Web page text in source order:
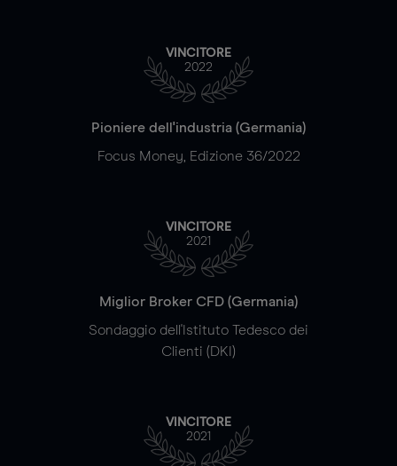
VINCITORE
2022
Pioniere dell'industria (Germania)
Focus Money, Edizione 36/2022
VINCITORE
2021
Miglior Broker CFD (Germania)
Sondaggio dell'Istituto Tedesco dei
Clienti (DKI)
VINCITORE
2021